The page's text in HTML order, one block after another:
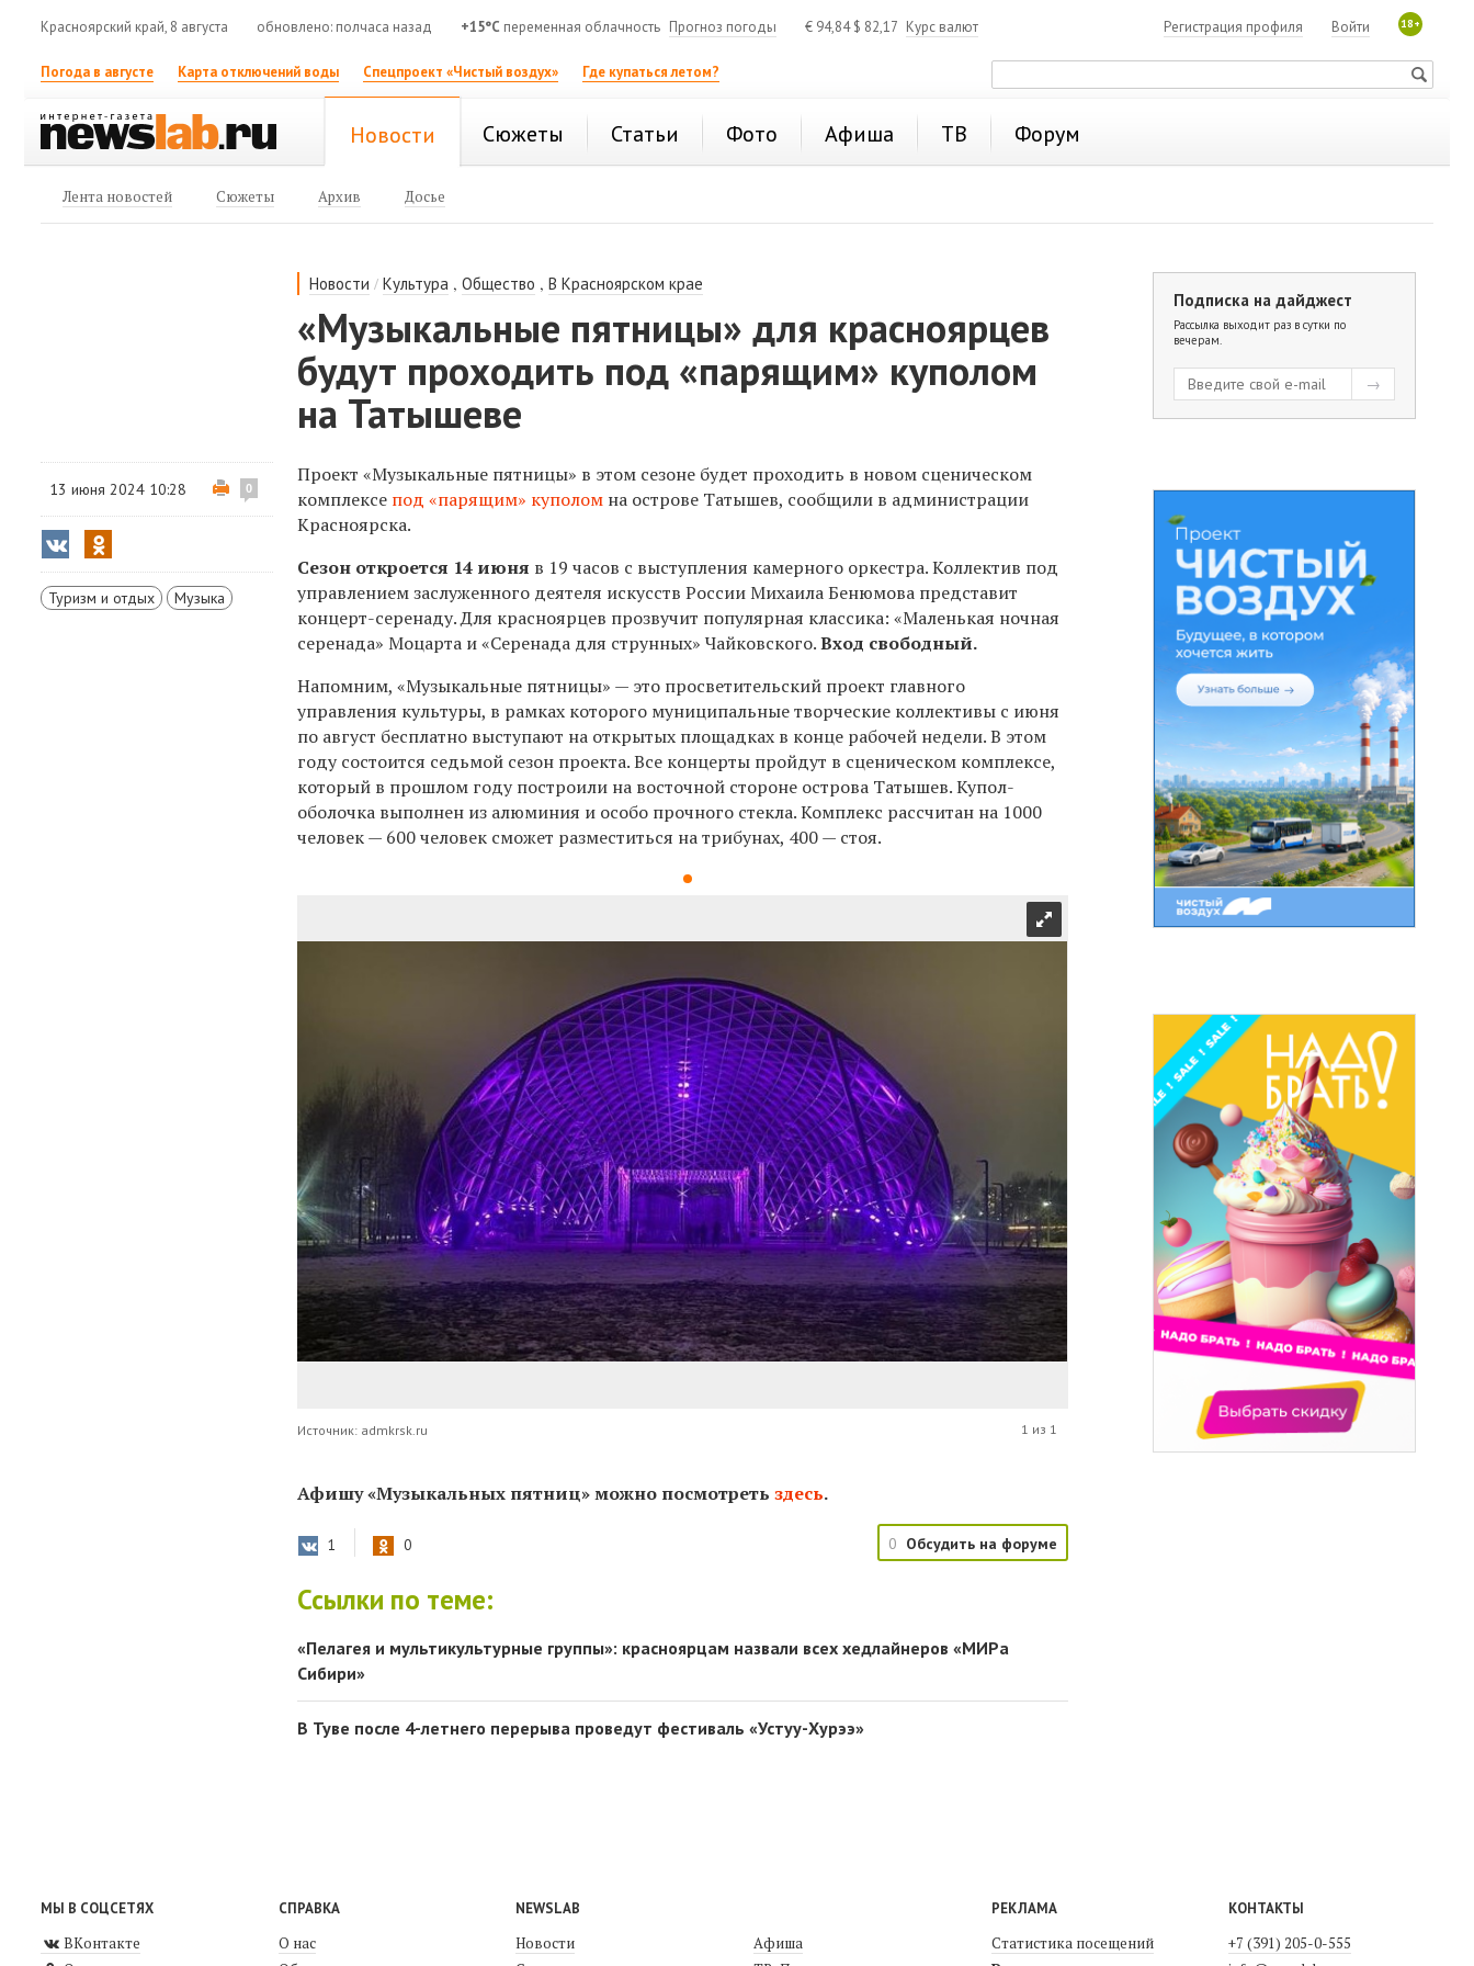
Красноярский край, 8 августа обновлено: полчаса назад +15°C переменная облачность Прогноз погоды € 94,84$ 82,17 Курс валют 18+
Войти
Регистрация профиля
Погода в августе Карта отключений воды Спецпроект «Чистый воздух» Где купаться летом?
Новости Сюжеты Статьи Фото Афиша ТВ Форум
Лента новостей Сюжеты Архив Досье
Новости /Культура ,Общество ,В Красноярском крае
«Музыкальные пятницы» для красноярцев
будут проходить под «парящим» куполом
на Татышеве
13 июня 2024 10:28 0
Туризм и отдых Музыка
Проект «Музыкальные пятницы» в этом сезоне будет проходить в новом сценическом
комплексе под «парящим» куполом на острове Татышев, сообщили в администрации
Красноярска.
Сезон откроется 14 июня в 19 часов с выступления камерного оркестра. Коллектив под
управлением заслуженного деятеля искусств России Михаила Бенюмова представит
концерт-серенаду. Для красноярцев прозвучит популярная классика: «Маленькая ночная
серенада» Моцарта и «Серенада для струнных» Чайковского.Вход свободный.
Напомним, «Музыкальные пятницы» — это просветительский проект главного
управления культуры, в рамках которого муниципальные творческие коллективы с июня
по август​ бесплатно выступают на открытых площадках в конце рабочей недели. В этом
году состоится седьмой сезон проекта. Все концерты пройдут в сценическом комплексе,
который в прошлом году построили на восточной стороне острова Татышев. Купол-
оболочка выполнен из алюминия и особо прочного стекла. Комплекс рассчитан на 1000
человек — 600 человек сможет разместиться на трибунах, 400 — стоя.
Источник: admkrsk.ru 1 из 1
Афишу «Музыкальных пятниц» можно посмотретьздесь​.
1 0 0 Обсудить на форуме
Ссылки по теме:
«Пелагея и мультикультурные группы»: красноярцам назвали всех хедлайнеров «МИРа
Сибири»
В Туве после 4-летнего перерыва проведут фестиваль «Устуу-Хурээ»
Подписка на дайджест
Рассылка выходит раз в сутки по
вечерам.
МЫ В СОЦСЕТЯХ
ВКонтакте
СПРАВКА
О нас
NEWSLAB
Новости
Афиша
РЕКЛАМА
Статистика посещений
КОНТАКТЫ
+7 (391) 205-0-555